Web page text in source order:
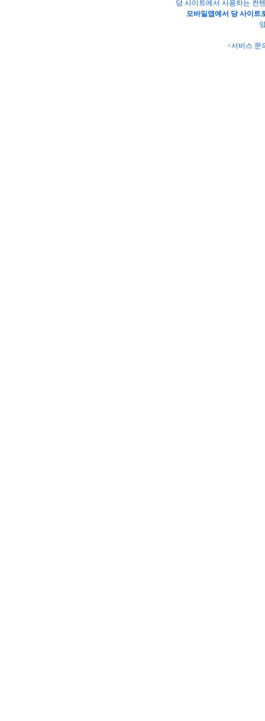
당 사이트에서 사용하는 컨
모바일앱에서 당 사이트
<서비스 문